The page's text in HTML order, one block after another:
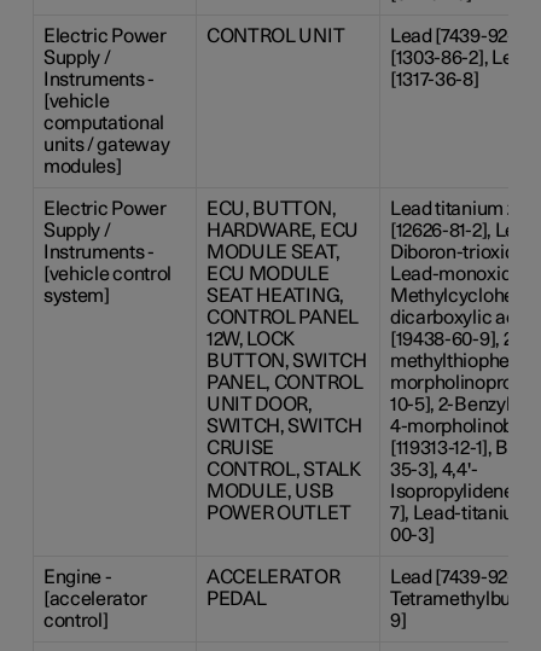
Electric Power
Supply /
Instruments -
[vehicle
computational
units / gateway
modules]
CONTROL UNIT
Lead [7439-92-
[1303-86-2],
[1317-36-8]
Electric Power
Supply /
Instruments -
[vehicle control
system]
ECU, BUTTON,
HARDWARE, ECU
MODULE SEAT,
ECU MODULE
SEAT HEATING,
CONTROL PANEL
12W, LOCK
BUTTON, SWITCH
PANEL, CONTROL
UNIT DOOR,
SWITCH, SWITCH
CRUISE
CONTROL, STALK
MODULE, USB
POWER OUTLET
Lead titanium
[12626-81-2],
Diboron-trioxide
Lead-monoxide
dicarboxylic acid
[19438-60-9], 2-
10-5], 2-Benzyl-
4-
[119313-12-1],
35-3], 4,4'-
7], Lead-titanium-
00-3]
Engine -
[accelerator
control]
ACCELERATOR
PEDAL
Lead [7439-92-1],
9]